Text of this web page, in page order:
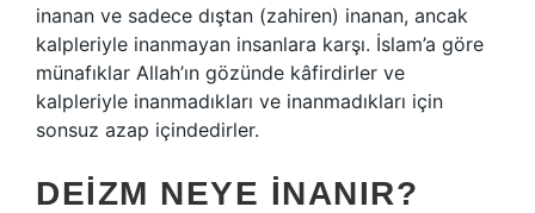
inanan ve sadece dıştan (zahiren) inanan, ancak
kalpleriyle inanmayan insanlara karşı. İslam’a göre
münafıklar Allah’ın gözünde kâfirdirler ve
kalpleriyle inanmadıkları ve inanmadıkları için
sonsuz azap içindedirler.
DEIZM NEYE INANIR?